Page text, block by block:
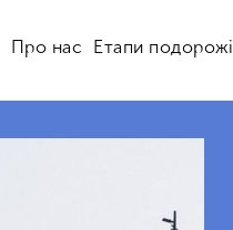
Про нас Етапи подорожі